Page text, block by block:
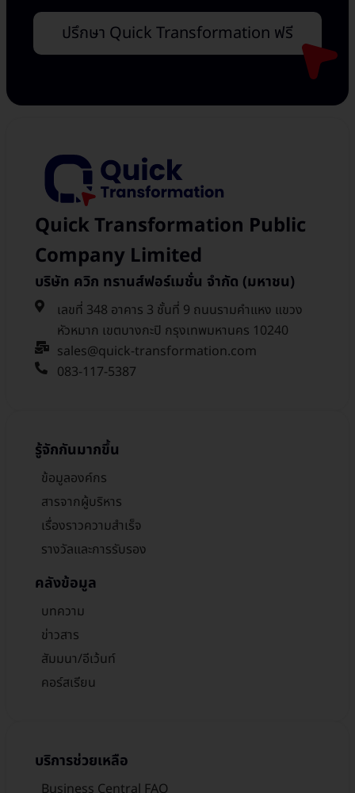
ปรึกษา Quick Transformation ฟรี
Quick Transformation Public
Company Limited
บริษัท ควิก ทรานส์ฟอร์เมชั่น จำกัด (มหาชน)
เลขที่ 348 อาคาร 3 ชั้นที่ 9 ถนนรามคำแหง แขวง
หัวหมาก เขตบางกะปิ กรุงเทพมหานคร 10240
sales@quick-transformation.com​
083-117-5387
รู้จักกันมากขึ้น
ข้อมูลองค์กร
สารจากผู้บริหาร
เรื่องราวความสำเร็จ
รางวัลและการรับรอง
คลังข้อมูล
บทความ
ข่าวสาร
สัมมนา/อีเว้นท์
คอร์สเรียน
บริการช่วยเหลือ
Business Central FAQ